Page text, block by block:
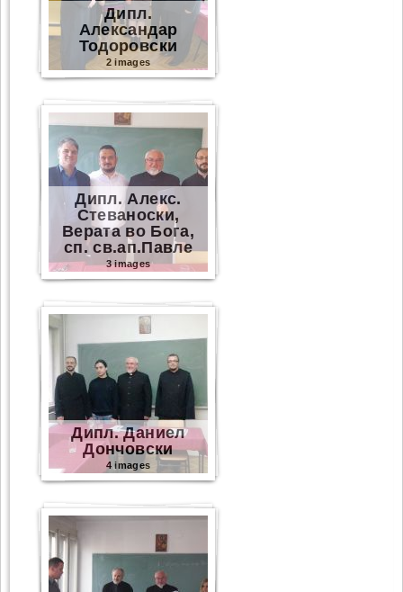
Дипл.
Александар
Тодоровски
2 images
Дипл. Алекс.
Стеваноски,
Верата во Бога,
сп. св.ап.Павле
3 images
Дипл. Даниел
Дончовски
4 images